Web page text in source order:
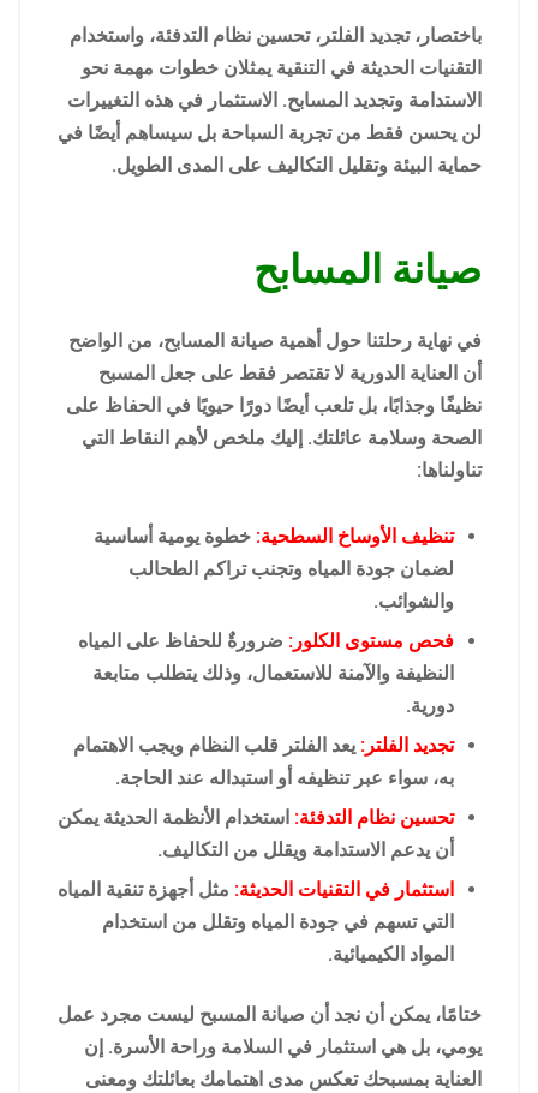
باختصار، تجديد الفلتر، تحسين نظام التدفئة، واستخدام
التقنيات الحديثة في التنقية يمثلان خطوات مهمة نحو
الاستدامة وتجديد المسابح. الاستثمار في هذه التغييرات
لن يحسن فقط من تجربة السباحة بل سيساهم أيضًا في
حماية البيئة وتقليل التكاليف على المدى الطويل.
صيانة المسابح
في نهاية رحلتنا حول أهمية صيانة المسابح، من الواضح
أن العناية الدورية لا تقتصر فقط على جعل المسبح
نظيفًا وجذابًا، بل تلعب أيضًا دورًا حيويًا في الحفاظ على
الصحة وسلامة عائلتك. إليك ملخص لأهم النقاط التي
تناولناها:
تنظيف الأوساخ السطحية: خطوة يومية أساسية
لضمان جودة المياه وتجنب تراكم الطحالب
والشوائب.
فحص مستوى الكلور: ضرورةٌ للحفاظ على المياه
النظيفة والآمنة للاستعمال، وذلك يتطلب متابعة
دورية.
تجديد الفلتر: يعد الفلتر قلب النظام ويجب الاهتمام
به، سواء عبر تنظيفه أو استبداله عند الحاجة.
تحسين نظام التدفئة: استخدام الأنظمة الحديثة يمكن
أن يدعم الاستدامة ويقلل من التكاليف.
استثمار في التقنيات الحديثة: مثل أجهزة تنقية المياه
التي تسهم في جودة المياه وتقلل من استخدام
المواد الكيميائية.
ختامًا، يمكن أن نجد أن صيانة المسبح ليست مجرد عمل
يومي، بل هي استثمار في السلامة وراحة الأسرة. إن
العناية بمسبحك تعكس مدى اهتمامك بعائلتك ومعنى